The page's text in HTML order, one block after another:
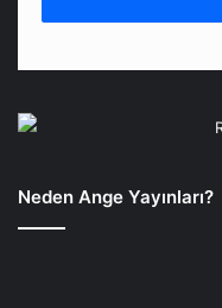
Neden Ange Yayınları?